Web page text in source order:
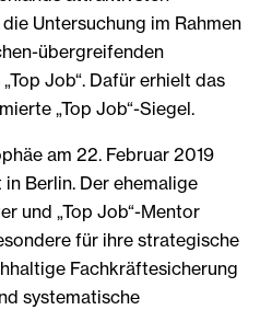
Untersuchung im Rahmen
übergreifenden
Job“. Dafür erhielt das
„Top Job“-Siegel.
am 22. Februar 2019
Berlin. Der ehemalige
und „Top Job“-Mentor
für ihre strategische
Fachkräftesicherung
systematische